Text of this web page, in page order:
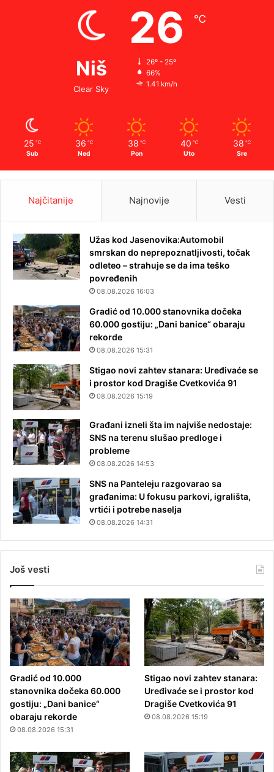
Niš
Clear Sky
26 ℃
26º - 25º
66%
1.41 km/h
25 ℃
Sub
36 ℃
Ned
38 ℃
Pon
40 ℃
Uto
38 ℃
Sre
Najčitanije Najnovije Vesti
Užas kod Jasenovika:Automobil
smrskan do neprepoznatljivosti, točak
odleteo – strahuje se da ima teško
povređenih
08.08.2026 16:03
Gradić od 10.000 stanovnika dočeka
60.000 gostiju: „Dani banice“ obaraju
rekorde
08.08.2026 15:31
Stigao novi zahtev stanara: Uređivaće se
i prostor kod Dragiše Cvetkovića 91
08.08.2026 15:19
Građani izneli šta im najviše nedostaje:
SNS na terenu slušao predloge i
probleme
08.08.2026 14:53
SNS na Panteleju razgovarao sa
građanima: U fokusu parkovi, igrališta,
vrtići i potrebe naselja
08.08.2026 14:31
Još vesti
Gradić od 10.000
stanovnika dočeka 60.000
gostiju: „Dani banice“
obaraju rekorde
08.08.2026 15:31
Stigao novi zahtev stanara:
Uređivaće se i prostor kod
Dragiše Cvetkovića 91
08.08.2026 15:19